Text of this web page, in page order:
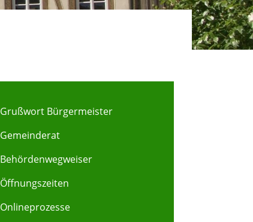
Grußwort Bürgermeister
Gemeinderat
Behördenwegweiser
Öffnungszeiten
Onlineprozesse